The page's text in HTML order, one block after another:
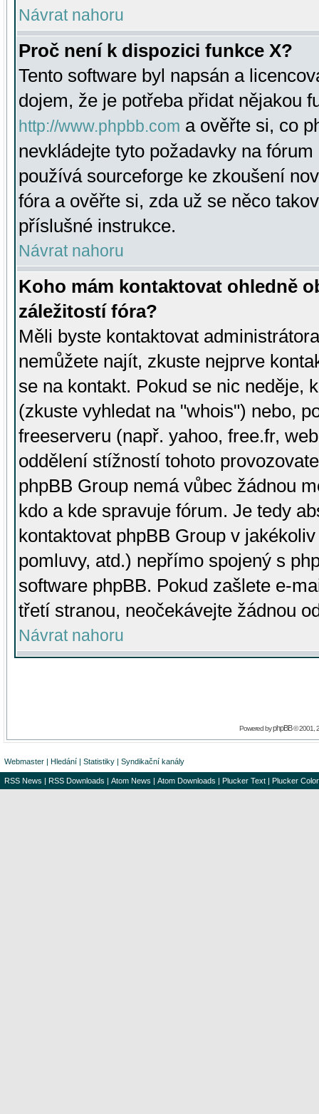
Návrat nahoru
Proč není k dispozici funkce X?
Tento software byl napsán a
dojem, že je potřeba přidat nějakou
http://www.phpbb.com a ověřte si, co
nevkládejte tyto požadavky na
používá sourceforge ke zkoušení
fóra a ověřte si, zda už se něco
příslušné instrukce.
Návrat nahoru
Koho mám kontaktovat ohledně
záležitostí fóra?
Měli byste kontaktovat
nemůžete najít, zkuste nejprve
se na kontakt. Pokud se nic neděje,
(zkuste vyhledat na "whois") nebo,
freeserveru (např. yahoo, free.fr,
oddělení stížností tohoto
phpBB Group nemá vůbec žádnou
kdo a kde spravuje fórum. Je tedy
kontaktovat phpBB Group v
pomluvy, atd.) nepřímo spojený s
software phpBB. Pokud zašlete e-
třetí stranou, neočekávejte žádnou
Návrat nahoru
Powered byphpBB© 2001,
Webmaster | Hledání | Statistiky | Syndikační kanály
RSS News | RSS Downloads | Atom News | Atom Downloads | Plucker Text | Plucker Color